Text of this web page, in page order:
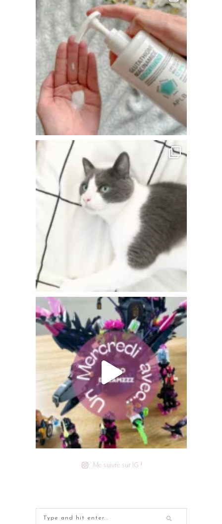
Me suivre sur IG !